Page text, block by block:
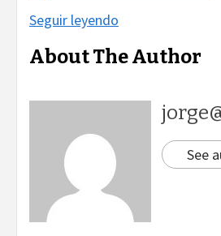
Seguir leyendo
About The Author
See